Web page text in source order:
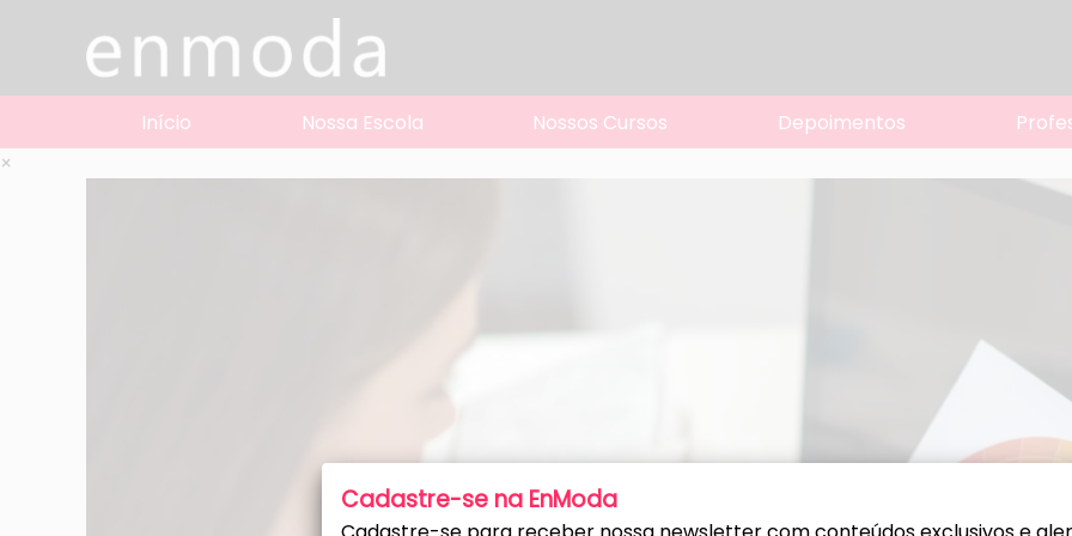
Início Nossa Escola Nossos Cursos Depoimentos
×
Cadastre-se na EnModa